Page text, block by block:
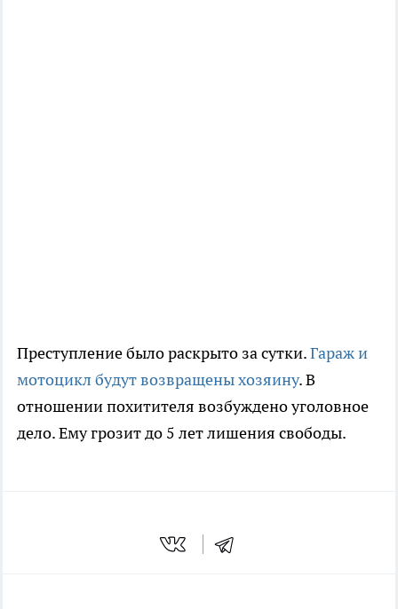
Преступление было раскрыто за сутки.Гараж и
мотоцикл будут возвращены хозяину. В
отношении похитителя возбуждено уголовное
дело. Ему грозит до 5 лет лишения свободы.